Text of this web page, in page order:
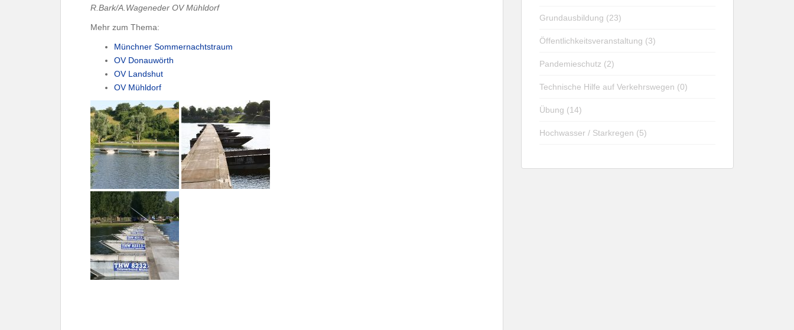
R.Bark/A.Wageneder OV Mühldorf
Mehr zum Thema:
Münchner Sommernachtstraum
OV Donauwörth
OV Landshut
OV Mühldorf
Grundausbildung (23)
Öffentlichkeitsveranstaltung (3)
Pandemieschutz (2)
Technische Hilfe auf Verkehrswegen (0)
Übung (14)
Hochwasser / Starkregen (5)